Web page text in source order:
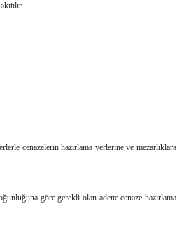
cenazelerin hazırlama yerlerine ve mezarlıklara
göre gerekli olan adette cenaze hazırlama